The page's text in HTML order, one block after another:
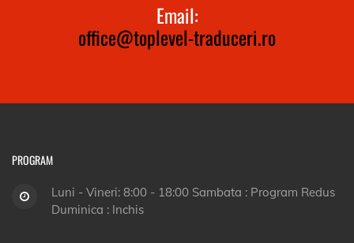
Email:
office@toplevel-traduceri.ro
PROGRAM
Luni - Vineri: 8:00 - 18:00 Sambata : Program Redus
Duminica : Inchis